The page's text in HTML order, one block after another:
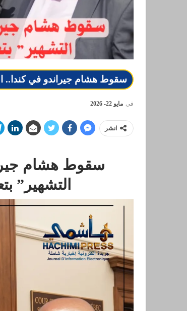
سقوط هشام جيراندو في كندا..
في مايو 22- 2026
انشر
سقوط هشام
التشهير”